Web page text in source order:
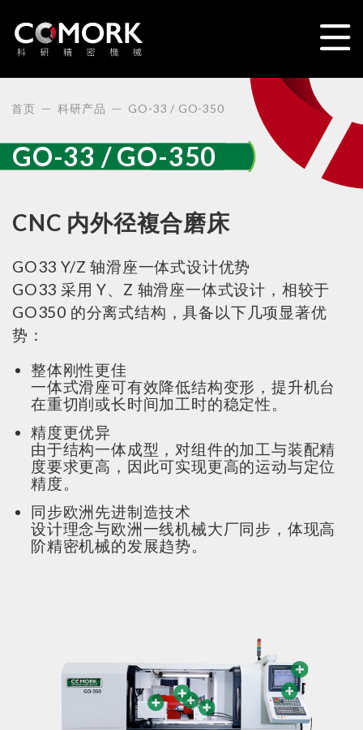
首页 科研产品 GO-33 / GO-350
GO-33 / GO-350
CNC 内外径複合磨床
GO33 Y/Z 轴滑座一体式设计优势
GO33 采用 Y、Z 轴滑座一体式设计，相较于
GO350 的分离式结构，具备以下几项显著优
势：
整体刚性更佳
一体式滑座可有效降低结构变形，提升机台
在重切削或长时间加工时的稳定性。
精度更优异
由于结构一体成型，对组件的加工与装配精
度要求更高，因此可实现更高的运动与定位
精度。
同步欧洲先进制造技术
设计理念与欧洲一线机械大厂同步，体现高
阶精密机械的发展趋势。